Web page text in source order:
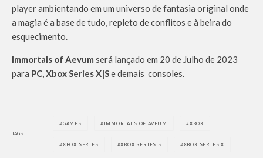
player ambientando em um universo de fantasia original onde
a magia é a base de tudo, repleto de conflitos e à beira do
esquecimento.
Immortals of Aevum será lançado em 20 de Julho de 2023
para PC, Xbox Series X|Se demais consoles.
TAGS
GAMES IMMORTALS OF AVEUM XBOX
XBOX SERIES XBOX SERIES S XBOX SERIES X